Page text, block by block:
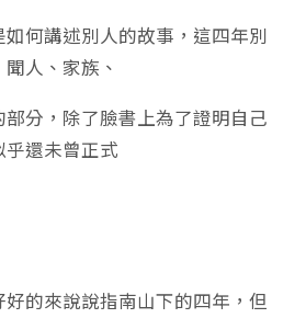
何講述別人的故事，這四年別
人、家族、
分，除了臉書上為了證明自己
還未曾正式
的來說說指南山下的四年，但